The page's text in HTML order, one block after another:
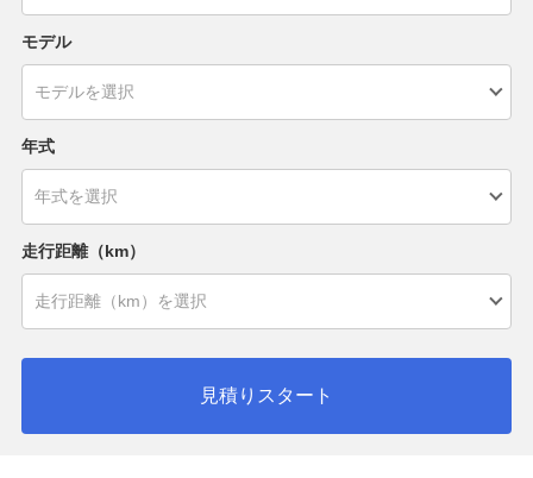
モデル
年式
走行距離（km）
見積りスタート